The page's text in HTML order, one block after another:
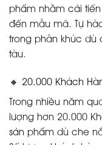
phẩm nhằm cải
đến mẫu mã. Tự
trong phân khúc dù
tàu.
🔸 20.000 Khách
Trong nhiều năm
lượng hơn 20.000
sản phẩm dù che